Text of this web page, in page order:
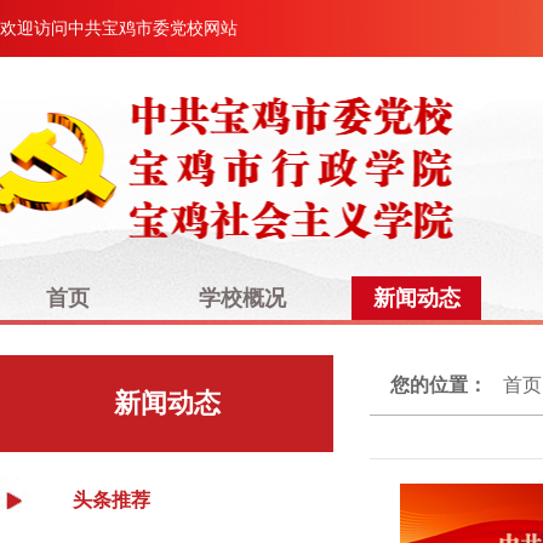
欢迎访问中共宝鸡市委党校网站
首页 学校概况 新闻动态
新闻动态
头条推荐
您的位置： 首页